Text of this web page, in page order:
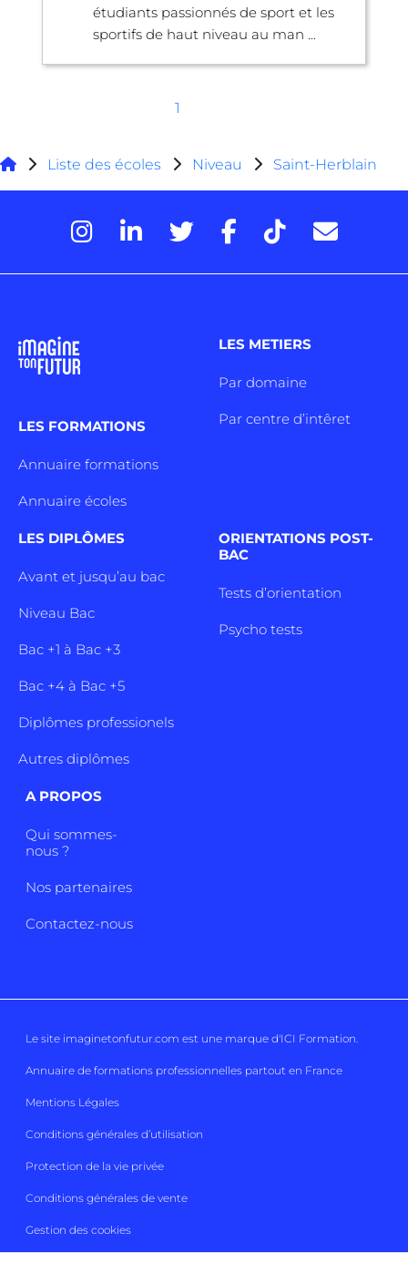
étudiants passionnés de sport et les
sportifs de haut niveau au man ...
1
Liste des écoles Niveau Saint-Herblain
LES FORMATIONS
Annuaire formations
Annuaire écoles
LES METIERS
Par domaine
Par centre d’intêret
LES DIPLÔMES
Avant et jusqu’au bac
Niveau Bac
Bac +1 à Bac +3
Bac +4 à Bac +5
Diplômes professionels
Autres diplômes
ORIENTATIONS POST-
BAC
Tests d’orientation
Psycho tests
A PROPOS
Qui sommes-
nous ?
Nos partenaires
Contactez-nous
Le site imaginetonfutur.com est une marque d'ICI Formation.
Annuaire de formations professionnelles partout en France
Mentions Légales
Conditions générales d’utilisation
Protection de la vie privée
Conditions générales de vente
Gestion des cookies